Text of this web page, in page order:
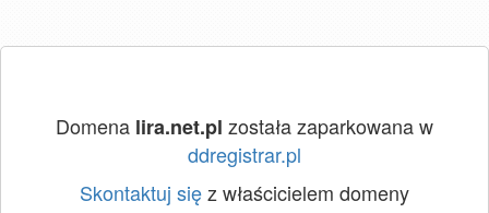
Domena lira.net.pl została zaparkowana w
ddregistrar.pl
Skontaktuj sięz właścicielem domeny